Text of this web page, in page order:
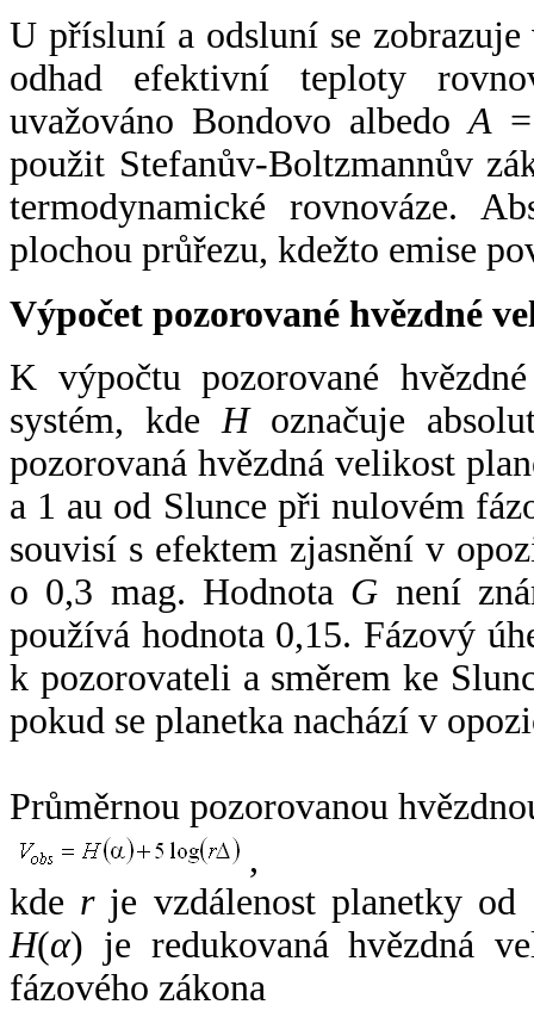
U přísluní a odsluní se
odhad efektivní teploty
uvažováno Bondovo albedoA
použit Stefanův-Boltzmannův
termodynamické rovnováze.
plochou průřezu, kdežto emise
Výpočet pozorované hvězdné
K výpočtu pozorované
systém, kde Hoznačuje
pozorovaná hvězdná velikost
a 1 au od Slunce při nulovém
souvisí s efektem zjasnění v
o 0,3 mag. Hodnota G není
používá hodnota 0,15. Fázový
k pozorovateli a směrem ke
pokud se planetka nachází v
Průměrnou pozorovanou
,
kde rje vzdálenost planetky od
H(α) je redukovaná hvězdná
fázového zákona